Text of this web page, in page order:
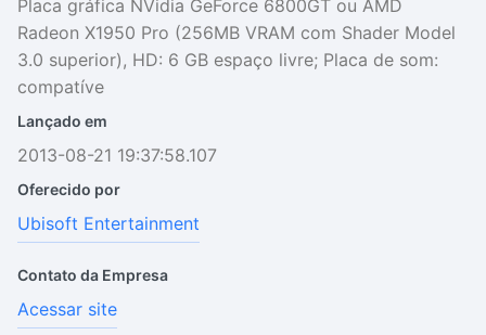
Placa gráfica NVidia GeForce 6800GT ou AMD
Radeon X1950 Pro (256MB VRAM com Shader Model
3.0 superior), HD: 6 GB espaço livre; Placa de som:
compatíve
Lançado em
2013-08-21 19:37:58.107
Oferecido por
Ubisoft Entertainment
Contato da Empresa
Acessar site